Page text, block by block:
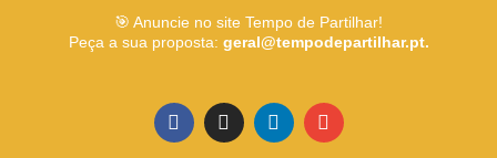
🎯 Anuncie no site Tempo de Partilhar!
Peça a sua proposta: geral@tempodepartilhar.pt.